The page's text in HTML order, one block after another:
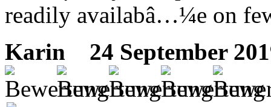
readily availabâ…¼e on
Karin
24 September